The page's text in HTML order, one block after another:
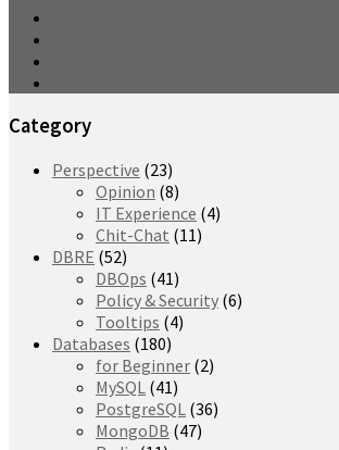
Category
Perspective (23)
Opinion (8)
IT Experience (4)
Chit-Chat (11)
DBRE (52)
DBOps (41)
Policy & Security (6)
Tooltips (4)
Databases (180)
for Beginner (2)
MySQL (41)
PostgreSQL (36)
MongoDB (47)